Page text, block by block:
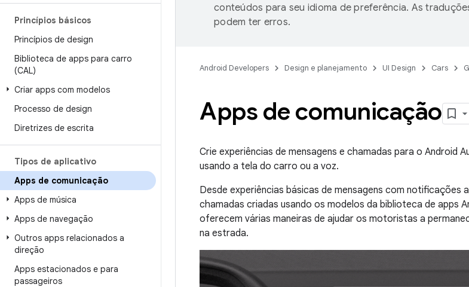
Princípios básicos
Princípios de design
Biblioteca de apps para carro
(CAL)
Criar apps com modelos
Processo de design
Diretrizes de escrita
Tipos de aplicativo
Apps de comunicação
Apps de música
Apps de navegação
Outros apps relacionados a
direção
Apps estacionados e para
passageiros
conteúdos para seu idioma de preferência. As
podem ter erros.
Android Developers Design e planejamento UI Design Cars
Apps de comunicação
Crie experiências de mensagens e chamadas para o
usando a tela do carro ou a voz.
Desde experiências básicas de mensagens com notificações
chamadas criadas usando os modelos da biblioteca de apps
oferecem várias maneiras de ajudar os motoristas a
na estrada.